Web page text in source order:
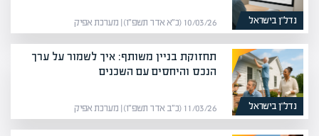
נדל”ן בישראל 10/03/26 (כ״א אדר תשפ״ו) | מערכת אפיק
נדל”ן בישראל
תחזוקת בניין משותף: איך לשמור על ערך
הנכס והיחסים עם השכנים
11/03/26 (כ״ב אדר תשפ״ו) | מערכת אפיק